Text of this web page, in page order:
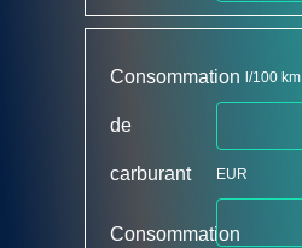
Consommation
de
carburant
Consommation
l/100 km
EUR